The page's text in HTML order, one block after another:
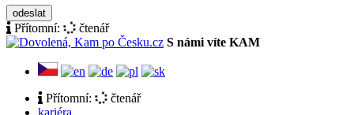
odeslat
Přítomní:
čtenář
S námi víte KAM
Přítomní:
čtenář
kariéra